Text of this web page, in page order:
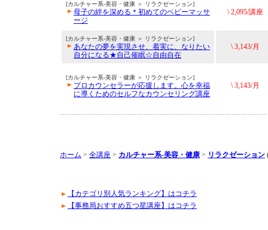
[カルチャー系-美容・健康 ＞ リラクゼーション]
母子の絆を深める＊初めてのベビーマッサ
ージ
\ 2,095/講座
[カルチャー系-美容・健康 ＞ リラクゼーション]
あなたの夢を実現させ、着実に、なりたい
自分になる★自己催眠☆自由自在
\ 3,143/月
[カルチャー系-美容・健康 ＞ リラクゼーション]
プロカウンセラーが応援します。心を幸福
に導くためのセルフなカウンセリング講座
\ 3,143/月
ホーム > 全講座 > カルチャー系-美容・健康 > リラクゼーション
【カテゴリ別人気ランキング】はコチラ
【事務局おすすめ五つ星講座】はコチラ